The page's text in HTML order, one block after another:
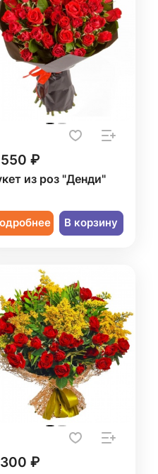
₽
из роз "Денди"
В корзину
₽